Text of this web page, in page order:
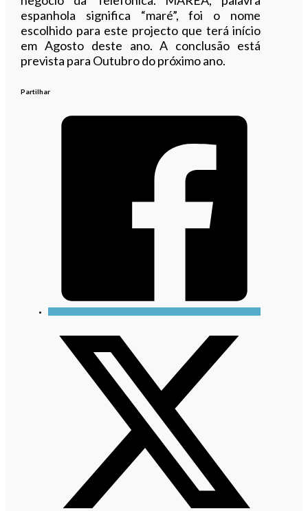
espanhola significa “maré”, foi o nome
escolhido para este projecto que terá início
em Agosto deste ano. A conclusão está
prevista para Outubro do próximo ano.
Partilhar